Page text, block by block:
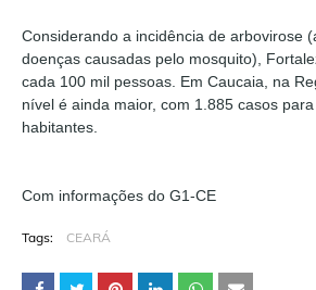
Considerando a incidência de arbovirose
doenças causadas pelo mosquito),
cada 100 mil pessoas. Em Caucaia, na
nível é ainda maior, com 1.885 casos
habitantes.
Com informações do G1-CE
Tags: CEARÁ